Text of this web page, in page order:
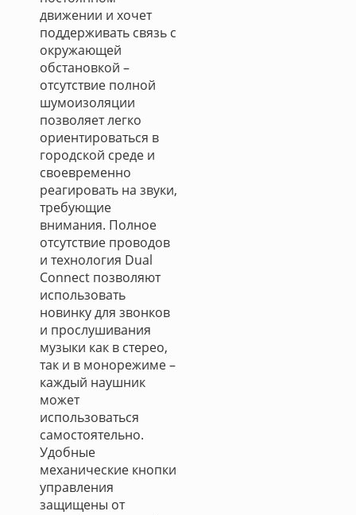
движении и хочет
поддерживать связь с
окружающей
обстановкой –
отсутствие полной
шумоизоляции
позволяет легко
ориентироваться в
городской среде и
своевременно
реагировать на звуки,
требующие
внимания. Полное
отсутствие проводов
и технология Dual
Connect позволяют
использовать
новинку для звонков
и прослушивания
музыки как в стерео,
так и в монорежиме –
каждый наушник
может
использоваться
самостоятельно.
Удобные
механические кнопки
управления
защищены от